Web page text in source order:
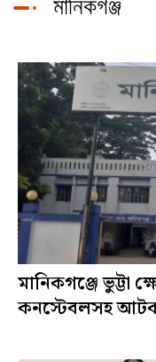
মানিকগঞ্জ
মানিকগঞ্জে ভুট্টা
কনস্টেবলসহ